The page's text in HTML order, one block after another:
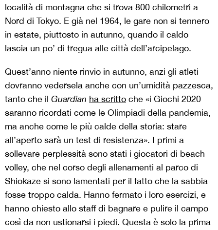
località di montagna che si trova 800 chilometri a
Nord di Tokyo. E già nel 1964, le gare non si tennero
in estate, piuttosto in autunno, quando il caldo
lascia un po’ di tregua alle città dell’arcipelago.
Quest’anno niente rinvio in autunno, anzi gli atleti
dovranno vedersela anche con un’umidità pazzesca,
tanto che il Guardian ha scritto che «i Giochi 2020
saranno ricordati come le Olimpiadi della pandemia,
ma anche come le più calde della storia: stare
all’aperto sarà un test di resistenza». I primi a
sollevare perplessità sono stati i giocatori di beach
volley, che nel corso degli allenamenti al parco di
Shiokaze si sono lamentati per il fatto che la sabbia
fosse troppo calda. Hanno fermato i loro esercizi, e
hanno chiesto allo staff di bagnare e pulire il campo
così da non ustionarsi i piedi. Questa è solo la prima